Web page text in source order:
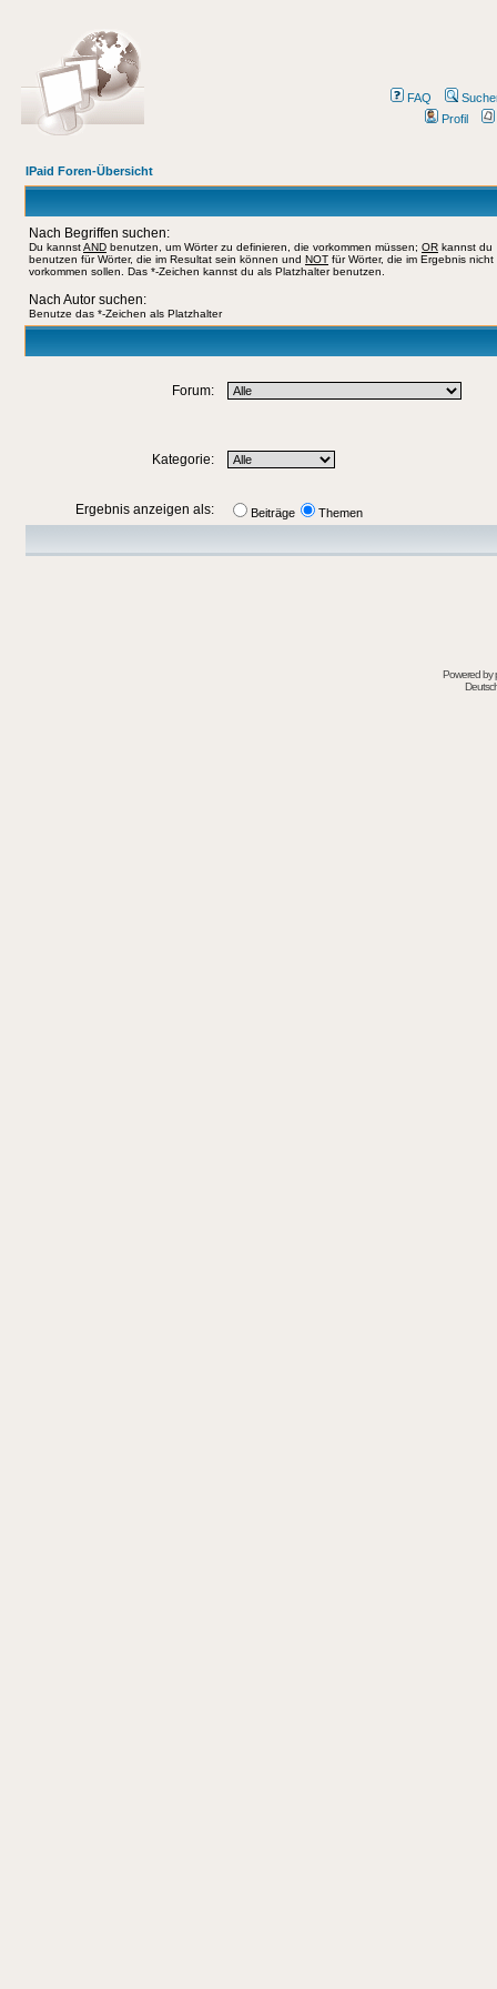
FAQ
Profil
IPaid Foren-Übersicht
Nach Begriffen suchen:
Du kannstAND benutzen, um Wörter zu definieren, die vorkommen müssen; OR kannst du
benutzen für Wörter, die im Resultat sein können und NOT für Wörter, die im Ergebnis nicht
vorkommen sollen. Das *-Zeichen kannst du als Platzhalter benutzen.
Nach Autor suchen:
Benutze das *-Zeichen als Platzhalter
Forum:
Kategorie:
Ergebnis anzeigen als: Beiträge Themen
Powered by